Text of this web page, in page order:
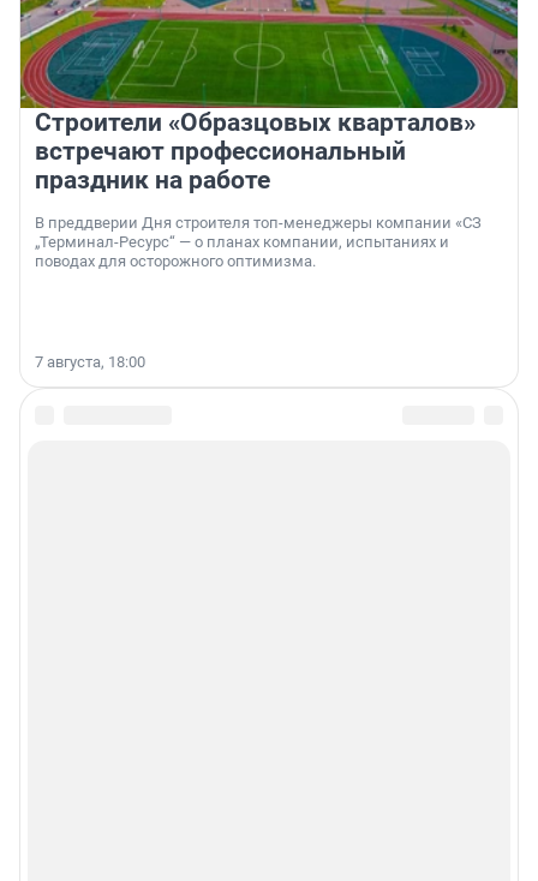
Строители «Образцовых кварталов»
встречают профессиональный
праздник на работе
В преддверии Дня строителя топ-менеджеры компании «СЗ
„Терминал-Ресурс“ — о планах компании, испытаниях и
поводах для осторожного оптимизма.
7 августа, 18:00